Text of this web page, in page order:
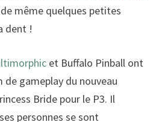
même quelques petites
dent !
et Buffalo Pinball ont
gameplay du nouveau
Bride pour le P3. Il
personnes se sont